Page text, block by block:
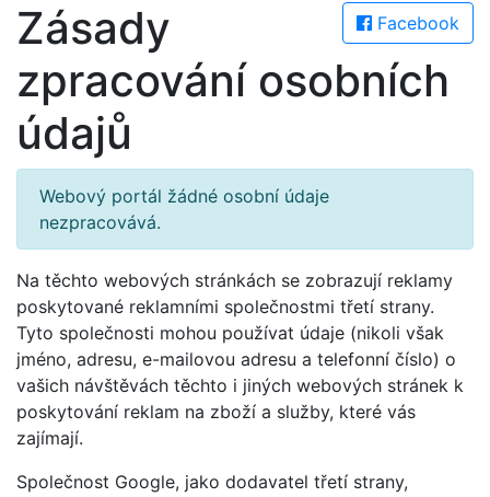
Facebook
Zásady
zpracování osobních
údajů
Webový portál žádné osobní údaje
nezpracovává.
Na těchto webových stránkách se zobrazují reklamy
poskytované reklamními společnostmi třetí strany.
Tyto společnosti mohou používat údaje (nikoli však
jméno, adresu, e-mailovou adresu a telefonní číslo) o
vašich návštěvách těchto i jiných webových stránek k
poskytování reklam na zboží a služby, které vás
zajímají.
Společnost Google, jako dodavatel třetí strany,